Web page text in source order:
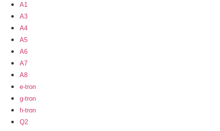
A1
A3
A4
A5
A6
A7
A8
e-tron
g-tron
h-tron
Q2